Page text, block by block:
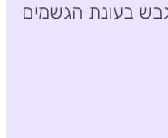
בעונת הגשמים